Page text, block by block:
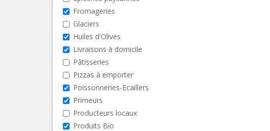
Fromageries
Glaciers
Huiles d'Olives
Livraisons à domicile
Pâtisseries
Pizzas à emporter
Poissonneries-Ecaillers
Primeurs
Producteurs locaux
Produits Bio